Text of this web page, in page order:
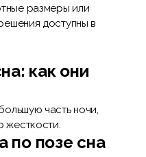
размеры или
доступны в
как они
часть ночи,
жесткости.
по позе сна